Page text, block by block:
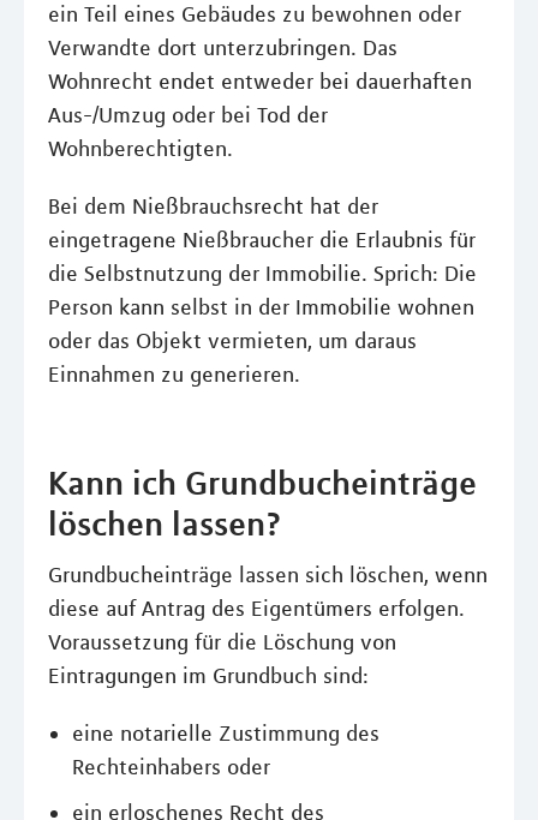
ein Teil eines Gebäudes zu bewohnen oder
Verwandte dort unterzubringen. Das
Wohnrecht endet entweder bei dauerhaften
Aus-/Umzug oder bei Tod der
Wohnberechtigten.
Bei dem Nießbrauchsrecht hat der
eingetragene Nießbraucher die Erlaubnis für
die Selbstnutzung der Immobilie. Sprich: Die
Person kann selbst in der Immobilie wohnen
oder das Objekt vermieten, um daraus
Einnahmen zu generieren.
Kann ich Grundbucheinträge
löschen lassen?
Grundbucheinträge lassen sich löschen, wenn
diese auf Antrag des Eigentümers erfolgen.
Voraussetzung für die Löschung von
Eintragungen im Grundbuch sind:
eine notarielle Zustimmung des
Rechteinhabers oder
ein erloschenes Recht des